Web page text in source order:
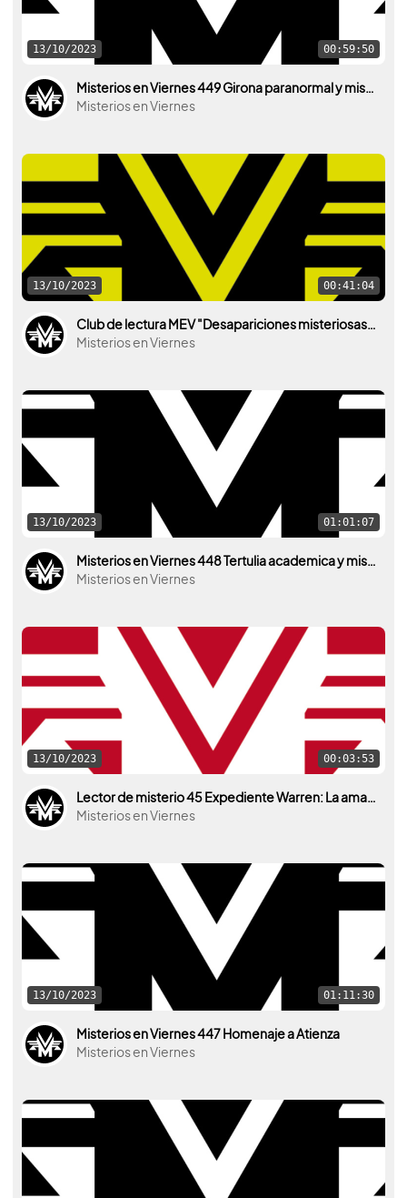
13/10/2023 00:59:50
Misterios en Viernes 449 Girona paranormal y misteriosa
Misterios en Viernes
13/10/2023 00:41:04
Club de lectura MEV "Desapariciones misteriosas de Patrice Gaston"
Misterios en Viernes
13/10/2023 01:01:07
Misterios en Viernes 448 Tertulia academica y misteriosa con Felix Friaza y Ana Cárdenas
Misterios en Viernes
13/10/2023 00:03:53
Lector de misterio 45 Expediente Warren: La amante
Misterios en Viernes
13/10/2023 01:11:30
Misterios en Viernes 447 Homenaje a Atienza
Misterios en Viernes